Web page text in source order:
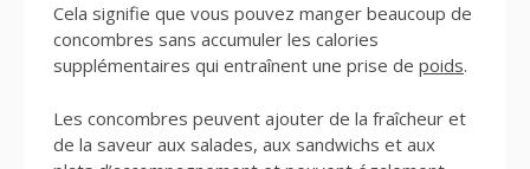
Cela signifie que vous pouvez manger beaucoup de
concombres sans accumuler les calories
supplémentaires qui entraînent une prise de poids.
Les concombres peuvent ajouter de la fraîcheur et
de la saveur aux salades, aux sandwichs et aux